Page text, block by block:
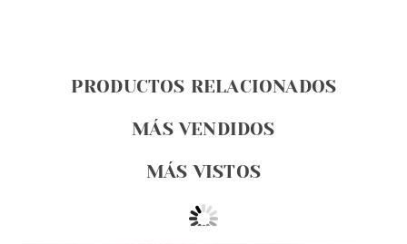
PRODUCTOS RELACIONADOS
MÁS VENDIDOS
MÁS VISTOS